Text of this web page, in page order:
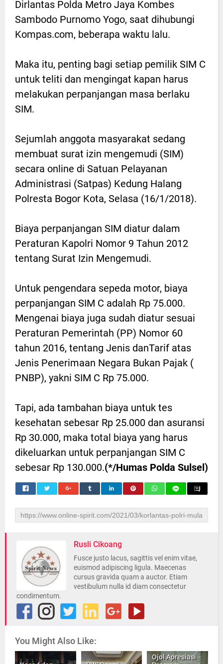
Dirlantas Polda Metro Jaya Kombes
Sambodo Purnomo Yogo, saat dihubungi
Kompas.com, beberapa waktu lalu.
Maka itu, penting bagi setiap pemilik SIM C
untuk teliti dan mengingat kapan harus
melakukan perpanjangan masa berlaku
SIM.
Sejumlah anggota masyarakat sedang
membuat surat izin mengemudi (SIM)
secara online di Satuan Pelayanan
Administrasi (Satpas) Kedung Halang
Polresta Bogor Kota, Selasa (16/1/2018).
Biaya perpanjangan SIM diatur dalam
Peraturan Kapolri Nomor 9 Tahun 2012
tentang Surat Izin Mengemudi.
Untuk pengendara sepeda motor, biaya
perpanjangan SIM C adalah Rp 75.000.
Mengenai biaya juga sudah diatur sesuai
Peraturan Pemerintah (PP) Nomor 60
tahun 2016, tentang Jenis danTarif atas
Jenis Penerimaan Negara Bukan Pajak (
PNBP), yakni SIM C Rp 75.000.
Tapi, ada tambahan biaya untuk tes
kesehatan sebesar Rp 25.000 dan asuransi
Rp 30.000, maka total biaya yang harus
dikeluarkan untuk perpanjangan SIM C
sebesar Rp 130.000.(*/Humas Polda Sulsel)
Rusli Cikoang
Fusce justo lacus, sagittis vel enim vitae,
euismod adipiscing ligula. Maecenas
cursus gravida quam a auctor. Etiam
vestibulum nulla id diam consectetur
condimentum.
You Might Also Like:
Ojol Apresiasi